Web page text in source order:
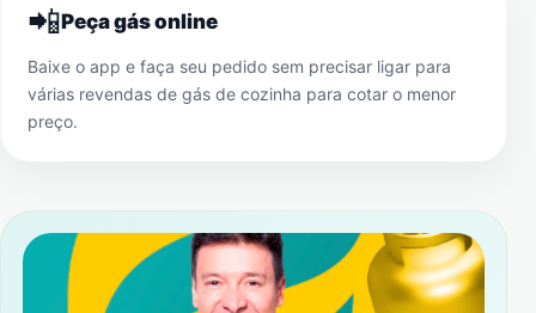
📲Peça gás online
Baixe o app e faça seu pedido sem precisar ligar para
várias revendas de gás de cozinha para cotar o menor
preço.